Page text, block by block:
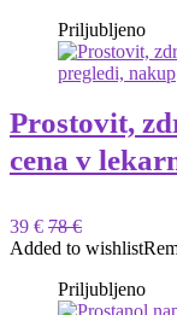
Priljubljeno
Prostovit,
cena v
39 € 78 €
Added to wishlist
Priljubljeno